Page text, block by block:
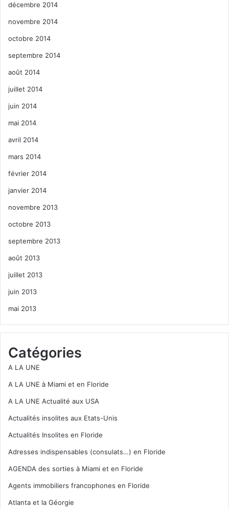
décembre 2014
novembre 2014
octobre 2014
septembre 2014
août 2014
juillet 2014
juin 2014
mai 2014
avril 2014
mars 2014
février 2014
janvier 2014
novembre 2013
octobre 2013
septembre 2013
août 2013
juillet 2013
juin 2013
mai 2013
Catégories
A LA UNE
A LA UNE à Miami et en Floride
A LA UNE Actualité aux USA
Actualités insolites aux Etats-Unis
Actualités Insolites en Floride
Adresses indispensables (consulats…) en Floride
AGENDA des sorties à Miami et en Floride
Agents immobiliers francophones en Floride
Atlanta et la Géorgie